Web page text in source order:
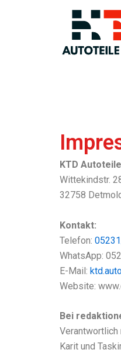
KTD
Wittekindstr.
32758
Kontakt:
Telefon:
WhatsApp:
E-Mail:
Website:
Bei
Verantwortlich
Karit und